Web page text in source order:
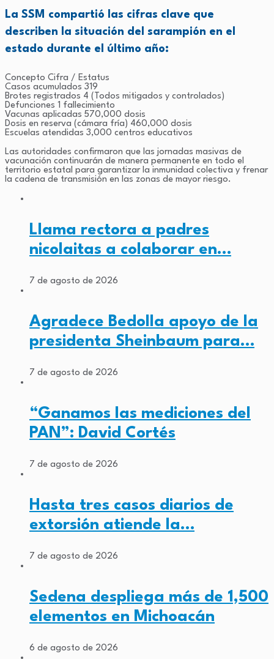
La SSM compartió las cifras clave que
describen la situación del sarampión en el
estado durante el último año:
Concepto Cifra / Estatus
Casos acumulados 319
Brotes registrados 4 (Todos mitigados y controlados)
Defunciones 1 fallecimiento
Vacunas aplicadas 570,000 dosis
Dosis en reserva (cámara fría) 460,000 dosis
Escuelas atendidas 3,000 centros educativos
Las autoridades confirmaron que las jornadas masivas de
vacunación continuarán de manera permanente en todo el
territorio estatal para garantizar la inmunidad colectiva y frenar
la cadena de transmisión en las zonas de mayor riesgo.
Llama rectora a padres
nicolaitas a colaborar en…
7 de agosto de 2026
Agradece Bedolla apoyo de la
presidenta Sheinbaum para…
7 de agosto de 2026
“Ganamos las mediciones del
PAN”: David Cortés
7 de agosto de 2026
Hasta tres casos diarios de
extorsión atiende la…
7 de agosto de 2026
Sedena despliega más de 1,500
elementos en Michoacán
6 de agosto de 2026